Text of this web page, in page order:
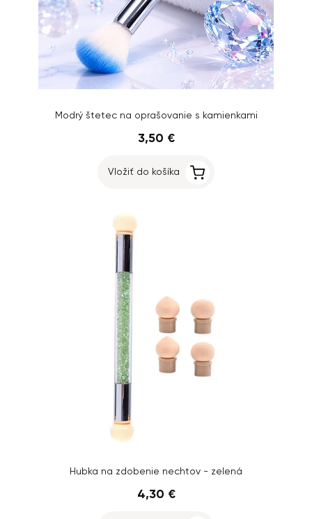
Modrý štetec na oprašovanie s kamienkami
3,50 €
Vložiť do košíka
Hubka na zdobenie nechtov - zelená
4,30 €